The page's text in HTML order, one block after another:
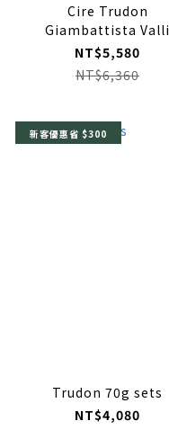
Cire Trudon
Giambattista Valli
Positano Candle
NT$5,580
NT$6,360
新客優惠省 $300
Trudon 70g sets
NT$4,080